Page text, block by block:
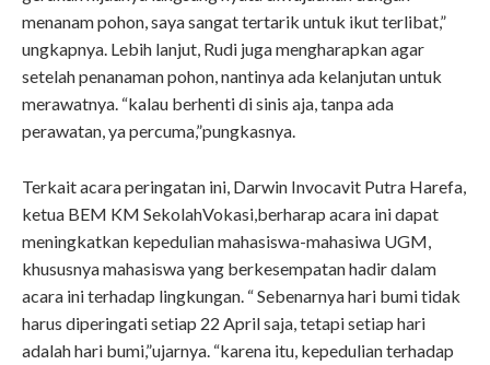
menanam pohon, saya sangat tertarik untuk ikut terlibat,”
ungkapnya. Lebih lanjut, Rudi juga mengharapkan agar
setelah penanaman pohon, nantinya ada kelanjutan untuk
merawatnya. “kalau berhenti di sinis aja, tanpa ada
perawatan, ya percuma,”pungkasnya.
Terkait acara peringatan ini, Darwin Invocavit Putra Harefa,
ketua BEM KM SekolahVokasi,berharap acara ini dapat
meningkatkan kepedulian mahasiswa-mahasiwa UGM,
khususnya mahasiswa yang berkesempatan hadir dalam
acara ini terhadap lingkungan. “ Sebenarnya hari bumi tidak
harus diperingati setiap 22 April saja, tetapi setiap hari
adalah hari bumi,”ujarnya. “karena itu, kepedulian terhadap